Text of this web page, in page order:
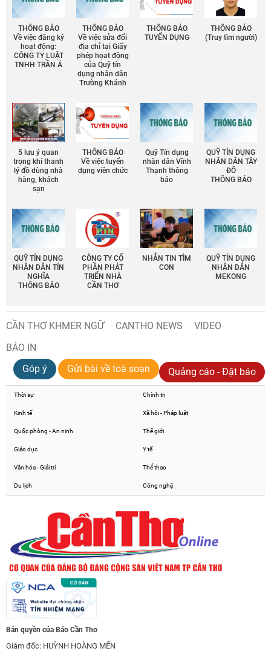
THÔNG BÁO
Về việc đăng ký
hoạt động:
CÔNG TY LUẬT
TNHH TRẦN Á
THÔNG BÁO
Về việc sửa đổi
địa chỉ tại Giấy
phép họat động
của Quỹ tín
dụng nhân dân
Trường Khánh
THÔNG BÁO
TUYỂN DỤNG
THÔNG BÁO
(Truy tìm người)
5 lưu ý quan
trọng khi thanh
lý đồ dùng nhà
hàng, khách
sạn
THÔNG BÁO
Về việc tuyển
dụng viên chức
Quỹ Tín dụng
nhân dân Vĩnh
Thạnh thông
báo
QUỸ TÍN DỤNG
NHÂN DÂN TÂY
ĐÔ
THÔNG BÁO
QUỸ TÍN DỤNG
NHÂN DÂN TÍN
NGHĨA
THÔNG BÁO
CÔNG TY CỔ
PHẦN PHÁT
TRIỂN NHÀ
CẦN THƠ
NHẮN TIN TÌM
CON
QUỸ TÍN DỤNG
NHÂN DÂN
MEKONG
CẦN THƠ KHMER NGỮ CANTHO NEWS
VIDEO
BÁO IN
Góp ý
Gửi bài về toà soạn Quảng cáo - Đặt báo
Thời sự Chính trị
Kinh tế Xã hội - Pháp luật
Quốc phòng - An ninh Thế giới
Giáo dục Y tế
Văn hóa - Giải trí Thể thao
Du lịch Công nghệ
Bản quyền của Báo Cần Thơ
Giám đốc: HUỲNH HOÀNG MẾN